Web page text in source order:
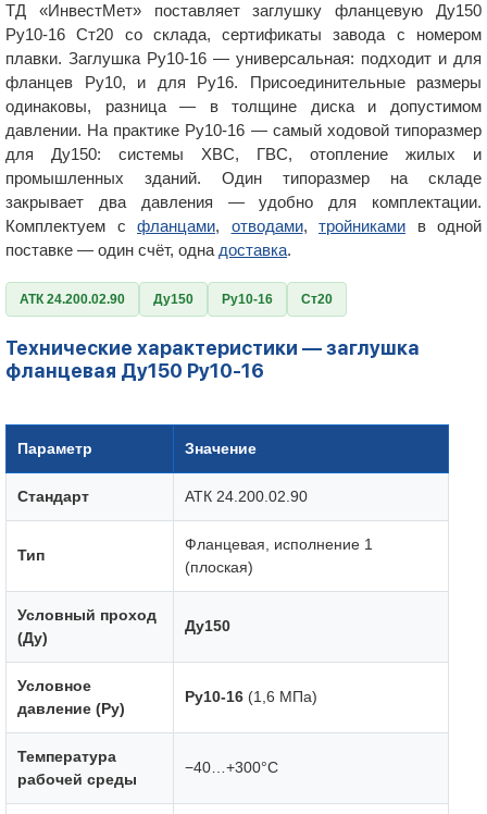
ТД «ИнвестМет» поставляет заглушку фланцевую Ду150
Ру10-16 Ст20 со склада, сертификаты завода с номером
плавки. Заглушка Ру10-16 — универсальная: подходит и для
фланцев Ру10, и для Ру16. Присоединительные размеры
одинаковы, разница — в толщине диска и допустимом
давлении. На практике Ру10-16 — самый ходовой типоразмер
для Ду150: системы ХВС, ГВС, отопление жилых и
промышленных зданий. Один типоразмер на складе
закрывает два давления — удобно для комплектации.
Комплектуем с фланцами, отводами, тройниками в одной
поставке — один счёт, одна доставка.
АТК 24.200.02.90 Ду150 Ру10-16 Ст20
Технические характеристики — заглушка
фланцевая Ду150 Ру10-16
Параметр Значение
Стандарт АТК 24.200.02.90
Тип
Фланцевая, исполнение 1
(плоская)
Условный проход
(Ду)
Ду150
Условное
давление (Ру)
Ру10-16 (1,6 МПа)
Температура
рабочей среды
−40…+300°C